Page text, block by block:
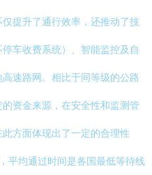
提升了通行效率，还推动了技
车收费系统）、智能监控及自
速路网。相比于同等级的公路
资金来源，在安全性和监测管
方面体现出了一定的合理性
均通过时间是各国最低等待线